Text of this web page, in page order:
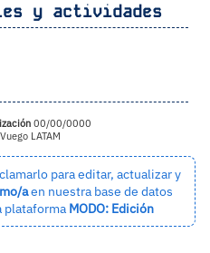
y actividades
00/00/0000
LATAM
para editar, actualizar y
aen nuestra base de datos
plataforma MODO: Edición